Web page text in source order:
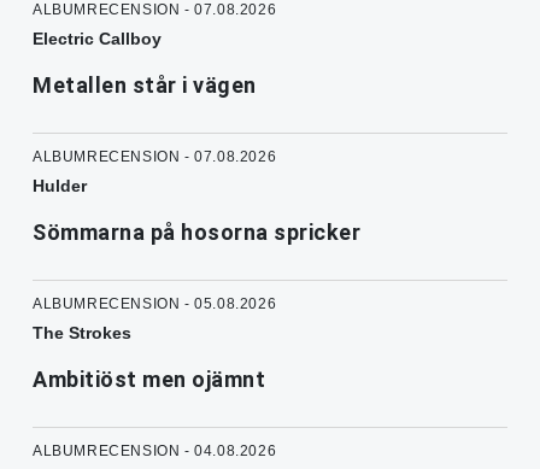
ALBUMRECENSION - 07.08.2026
Electric Callboy
Metallen står i vägen
ALBUMRECENSION - 07.08.2026
Hulder
Sömmarna på hosorna spricker
ALBUMRECENSION - 05.08.2026
The Strokes
Ambitiöst men ojämnt
ALBUMRECENSION - 04.08.2026